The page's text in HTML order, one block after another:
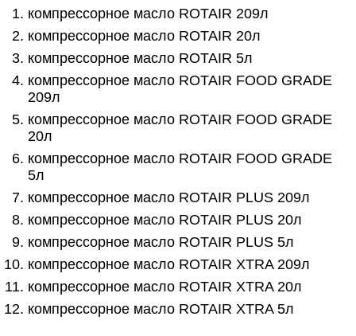
компрессорное масло ROTAIR 209л
компрессорное масло ROTAIR 20л
компрессорное масло ROTAIR 5л
компрессорное масло ROTAIR FOOD GRADE
209л
компрессорное масло ROTAIR FOOD GRADE
20л
компрессорное масло ROTAIR FOOD GRADE
5л
компрессорное масло ROTAIR PLUS 209л
компрессорное масло ROTAIR PLUS 20л
компрессорное масло ROTAIR PLUS 5л
компрессорное масло ROTAIR XTRA 209л
компрессорное масло ROTAIR XTRA 20л
компрессорное масло ROTAIR XTRA 5л